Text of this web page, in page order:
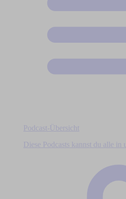
Podcast-Übersicht
Diese Podcasts kannst du alle in